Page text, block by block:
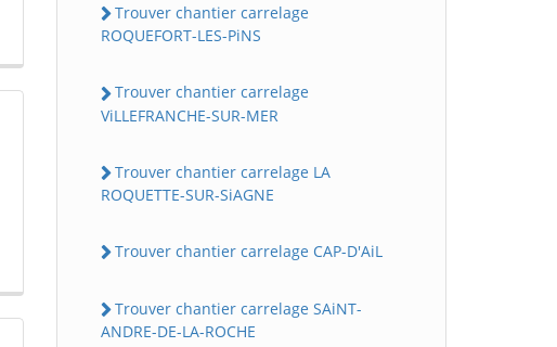
Trouver chantier carrelage
ROQUEFORT-LES-PiNS
Trouver chantier carrelage
ViLLEFRANCHE-SUR-MER
Trouver chantier carrelage LA
ROQUETTE-SUR-SiAGNE
Trouver chantier carrelage CAP-D'AiL
Trouver chantier carrelage SAiNT-
ANDRE-DE-LA-ROCHE